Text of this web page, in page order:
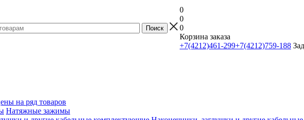
0
0
0
Корзина заказа
+7(4212)461-299+7(4212)759-188
на ряд товаров
Натяжные зажимы